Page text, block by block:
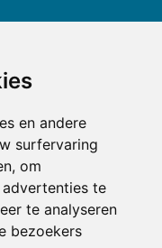
en andere
surfervaring
om
te
te analyseren
bezoekers